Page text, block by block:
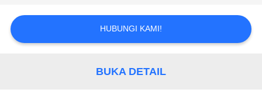
KUTIPAN
HUBUNGI KAMI!
BUKA DETAIL